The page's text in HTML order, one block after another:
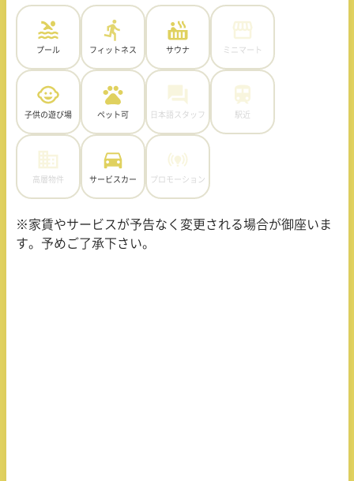
プール フィットネス サウナ ミニマート
子供の遊び場 ペット可 日本語スタッフ 駅近
高層物件 サービスカー プロモーション
※家賃やサービスが予告なく変更される場合が御座いま
す。予めご了承下さい。